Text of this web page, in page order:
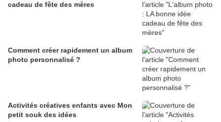
cadeau de fête des mères
Comment créer rapidement un album
photo personnalisé ?
Activités créatives enfants avec Mon
petit souk des idées